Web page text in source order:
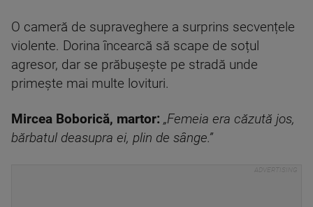
O cameră de supraveghere a surprins secvențele
violente. Dorina încearcă să scape de soțul
agresor, dar se prăbușește pe stradă unde
primește mai multe lovituri.
Mircea Boborică, martor: „Femeia era căzută jos,
bărbatul deasupra ei, plin de sânge.”